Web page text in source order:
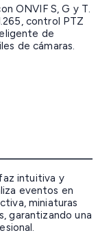
ONVIF S, G y T.
control PTZ
de
de cámaras.
intuitiva y
eventos en
miniaturas
garantizando una